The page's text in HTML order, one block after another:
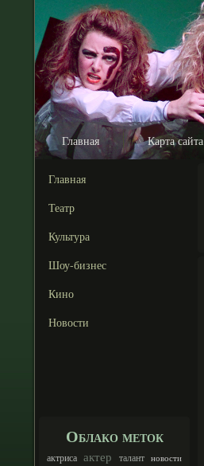
Главная Карта сайта
Главная
Театр
Культура
Шоу-бизнес
Кино
Новости
Облако меток
актриса актер талант новости